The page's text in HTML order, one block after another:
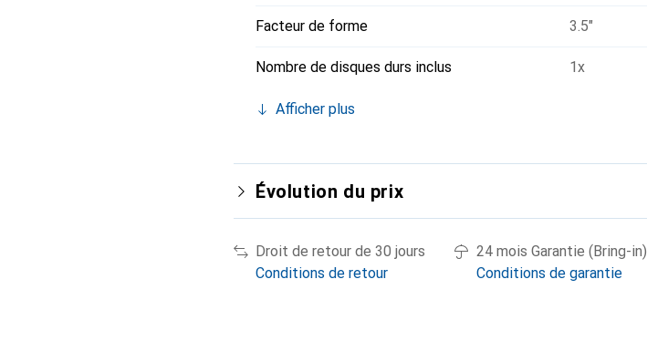
Facteur de forme 3.5"
Nombre de disques durs inclus 1x
Afficher plus
Évolution du prix
Droit de retour de 30 jours
Conditions de retour
24 mois Garantie (Bring-in)
Conditions de garantie